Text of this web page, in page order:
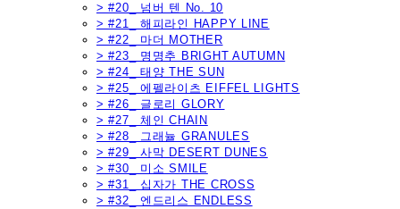
> #20_ 넘버 텐 No. 10
> #21_ 해피라인 HAPPY LINE
> #22_ 마더 MOTHER
> #23_ 명명추 BRIGHT AUTUMN
> #24_ 태양 THE SUN
> #25_ 에펠라이츠 EIFFEL LIGHTS
> #26_ 글로리 GLORY
> #27_ 체인 CHAIN
> #28_ 그래뉼 GRANULES
> #29_ 사막 DESERT DUNES
> #30_ 미소 SMILE
> #31_ 십자가 THE CROSS
> #32_ 엔드리스 ENDLESS